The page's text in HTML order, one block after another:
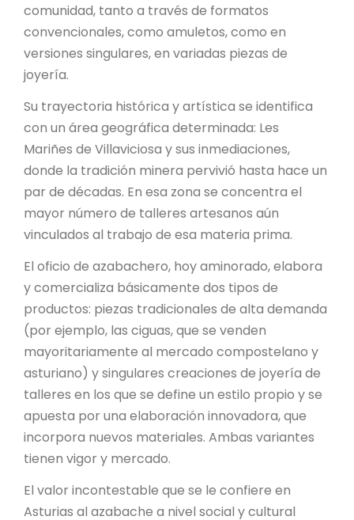
comunidad, tanto a través de formatos
convencionales, como amuletos, como en
versiones singulares, en variadas piezas de
joyería.
Su trayectoria histórica y artística se identifica
con un área geográfica determinada: Les
Mariñes de Villaviciosa y sus inmediaciones,
donde la tradición minera pervivió hasta hace un
par de décadas. En esa zona se concentra el
mayor número de talleres artesanos aún
vinculados al trabajo de esa materia prima.
El oficio de azabachero, hoy aminorado, elabora
y comercializa básicamente dos tipos de
productos: piezas tradicionales de alta demanda
(por ejemplo, las ciguas, que se venden
mayoritariamente al mercado compostelano y
asturiano) y singulares creaciones de joyería de
talleres en los que se define un estilo propio y se
apuesta por una elaboración innovadora, que
incorpora nuevos materiales. Ambas variantes
tienen vigor y mercado.
El valor incontestable que se le confiere en
Asturias al azabache a nivel social y cultural